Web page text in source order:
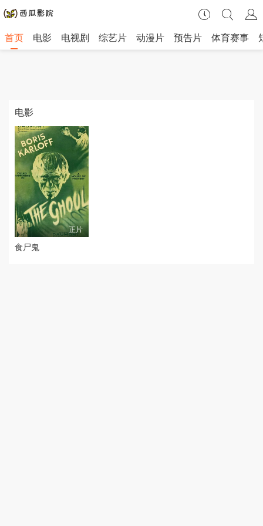
首页 电影 电视剧 综艺片 动漫片 预告片 体育赛事
电影
正片
食尸鬼